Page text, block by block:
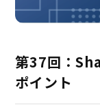
第37回：
ポイント